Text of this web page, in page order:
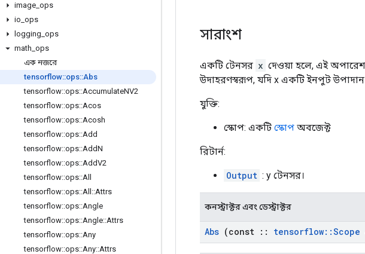
image ops
io ops
logging ops
math ops
এক নজরে
tensorflow::ops::Abs
tensorflow::ops::AccumulateNV2
tensorflow::ops::Acos
tensorflow::ops::Acosh
tensorflow::ops::Add
tensorflow::ops::AddN
tensorflow::ops::AddV2
tensorflow::ops::All
tensorflow::ops::All ::Attrs
tensorflow::ops::Angle
tensorflow::ops::Angle::Attrs
tensorflow::ops::Any
tensorflow::ops::Any::Attrs
সারাংশ
একটি টেনসর x দেওয়া হলে, এই
উদাহরণস্বরূপ, যদি x একটি ইনপুট
যুক্তি:
স্কোপ: একটি স্কোপ অবজেক্ট
রিটার্ন:
Output : y টেনসর।
কনস্ট্রাক্টর এবং ডেস্ট্রাক্টর
Abs (const :: tensorflow::Scope